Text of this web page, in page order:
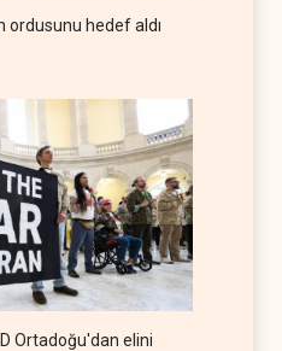
bu yana 300
ordusunu hedef aldı
Ortadoğu'dan elini